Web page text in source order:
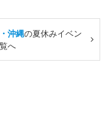
沖縄の夏休みイベン
へ